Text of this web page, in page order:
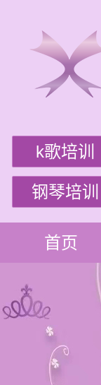
k歌培训
钢琴培训
首页